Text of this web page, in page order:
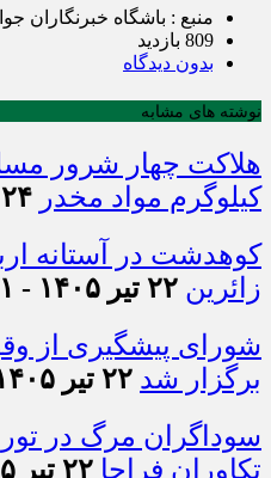
منبع : باشگاه خبرنگاران
809 بازدید
بدون دیدگاه
نوشته های مشابه
کیلوگرم مواد مخدر ۲۴ تیر ۱۴۰۵ - ۰:۵۲
کوهدشت در آستانه
زائرین ۲۲ تیر ۱۴۰۵ - ۱:۳۱
شورای پیشگیری از
برگزار شد ۲۲ تیر ۱۴۰۵ - ۱:۲۴
سوداگران مرگ در تور
تکاوران فراجا ۲۲ تیر ۱۴۰۵ - ۰:۴۳